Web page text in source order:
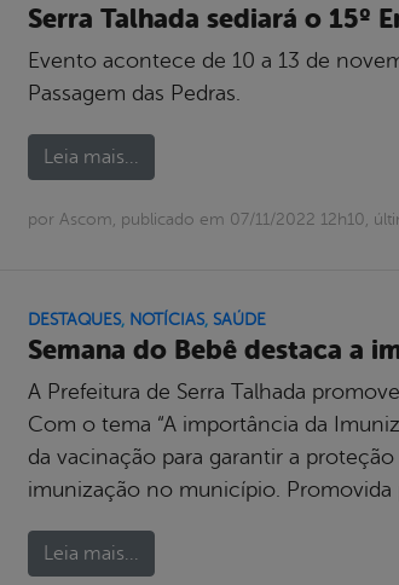
Serra Talhada sediará o 15º
Evento acontece de 10 a 13 de
Passagem das Pedras.
Leia mais...
por Ascom, publicado em 07/11/2022 12h10,
DESTAQUES, NOTÍCIAS, SAÚDE
Semana do Bebê destaca a
A Prefeitura de Serra Talhada
Com o tema “A importância da
da vacinação para garantir a
imunização no município. Promovida
Leia mais...